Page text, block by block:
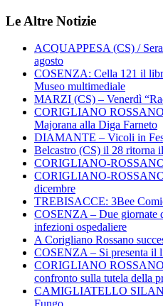
Le Altre Notizie
ACQUAPPESA (CS) /
agosto
COSENZA: Cella 121 il
Museo multimediale
MARZI (CS) – Venerdì
CORIGLIANO ROSSANO
Majorana alla Diga Farneto
DIAMANTE – Vicoli in
Belcastro (CS) il 28 ritorna
CORIGLIANO-
CORIGLIANO-
dicembre
TREBISACCE: 3Bee
COSENZA – Due giornate
infezioni ospedaliere
A Corigliano Rossano
COSENZA – Si presenta il
CORIGLIANO ROSSANO
confronto sulla tutela della
CAMIGLIATELLO